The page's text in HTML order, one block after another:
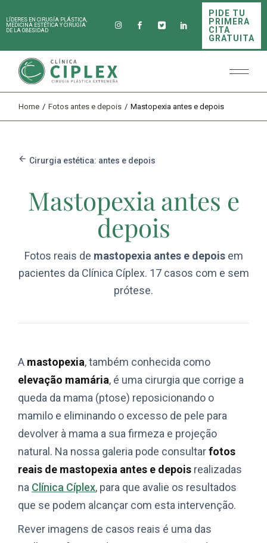
LÍDERES EN CIRUGÍA PLÁSTICA,
MEDICINA ESTÉTICA Y CIRUGÍA
DE LA OBESIDAD
PIDE TU
PRIMERA
CITA
GRATUITA
Home Fotos antes e depois Mastopexia antes e depois
Cirurgia estética: antes e depois
Mastopexia antes e
depois
Fotos reais de mastopexia antes e depoisem
pacientes da Clínica Cíplex. 17 casos com e sem
prótese.
A mastopexia, também conhecida como
elevação mamária, é uma cirurgia que corrige a
queda da mama (ptose) reposicionando o
mamilo e eliminando o excesso de pele para
devolver à mama a sua firmeza e projeção
natural. Na nossa galeria pode consultarfotos
reais de mastopexia antes e depois realizadas
na Clínica Cíplex, para que avalie os resultados
que se podem alcançar com esta intervenção.
Rever imagens de casos reais é uma das